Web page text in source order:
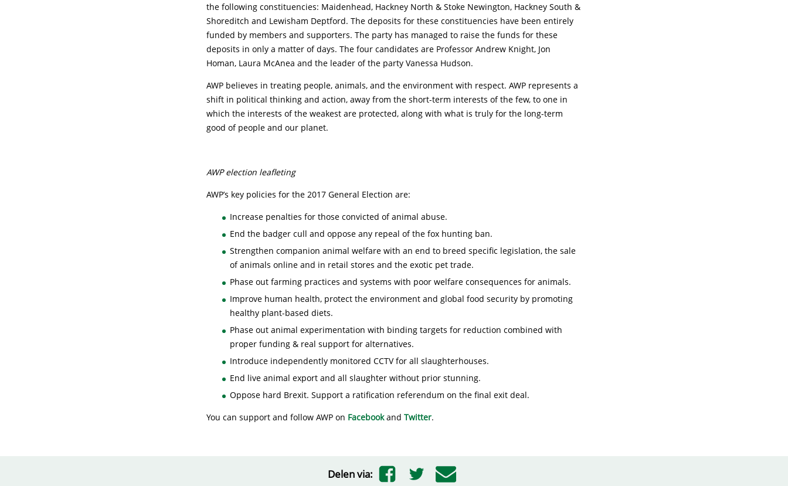
the following constituencies: Maidenhead, Hackney North & Stoke Newington, Hackney South &
Shoreditch and Lewisham Deptford. The deposits for these constituencies have been entirely
funded by members and supporters. The party has managed to raise the funds for these
deposits in only a matter of days. The four candidates are Professor Andrew Knight, Jon
Homan, Laura McAnea and the leader of the party Vanessa Hudson.
AWP believes in treating people, animals, and the environment with respect. AWP represents a
shift in political thinking and action, away from the short-term interests of the few, to one in
which the interests of the weakest are protected, along with what is truly for the long-term
good of people and our planet.
AWP election leafleting
AWP’s key policies for the 2017 General Election are:
Increase penalties for those convicted of animal abuse.
End the badger cull and oppose any repeal of the fox hunting ban.
Strengthen companion animal welfare with an end to breed specific legislation, the sale
of animals online and in retail stores and the exotic pet trade.
Phase out farming practices and systems with poor welfare consequences for animals.
Improve human health, protect the environment and global food security by promoting
healthy plant-based diets.
Phase out animal experimentation with binding targets for reduction combined with
proper funding & real support for alternatives.
Introduce independently monitored CCTV for all slaughterhouses.
End live animal export and all slaughter without prior stunning.
Oppose hard Brexit. Support a ratification referendum on the final exit deal.
You can support and follow AWP on Facebookand Twitter.
Delen via: